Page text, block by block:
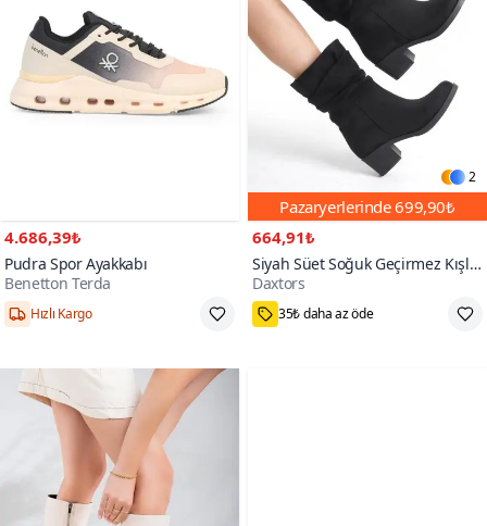
4.686,39₺
Pudra Spor Ayakkabı
Benetton Terda
Hızlı Kargo
2
Pazaryerlerinde699,90₺
664,91₺
Siyah Süet Soğuk Geçirmez Kışlık
Bot
Daxtors
1000+
35₺ daha az öde